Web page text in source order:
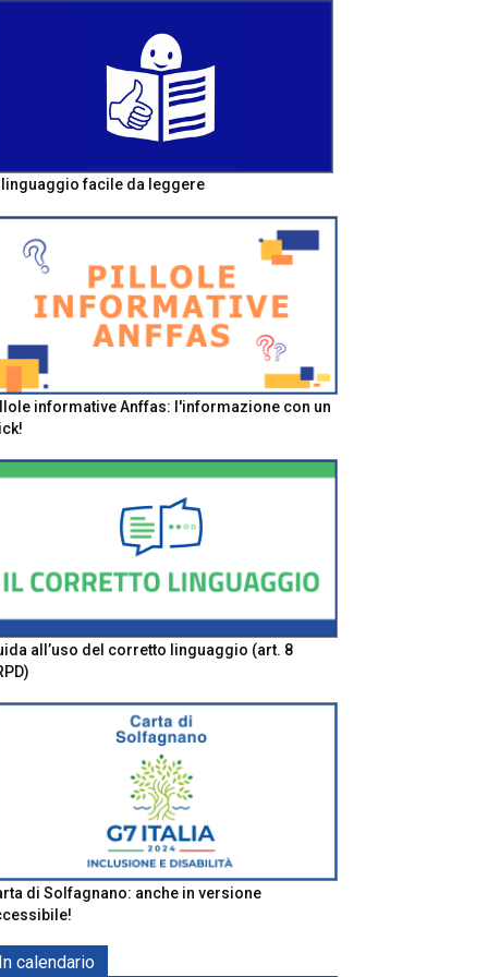
linguaggio facile da leggere
informative Anffas: l'informazione con un
all’uso del corretto linguaggio (art. 8
di Solfagnano: anche in versione
In calendario